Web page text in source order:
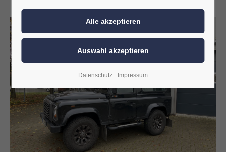
Datenschutz Impressum